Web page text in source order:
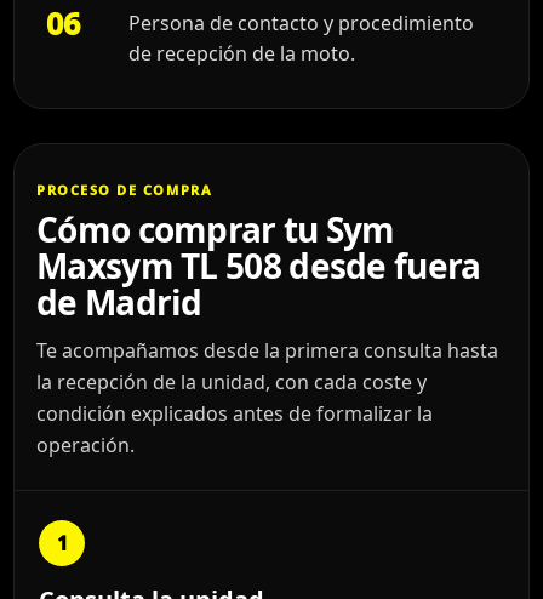
06
Persona de contacto y procedimiento
de recepción de la moto.
PROCESO DE COMPRA
Cómo comprar tu Sym
Maxsym TL 508 desde fuera
de Madrid
Te acompañamos desde la primera consulta hasta
la recepción de la unidad, con cada coste y
condición explicados antes de formalizar la
operación.
1